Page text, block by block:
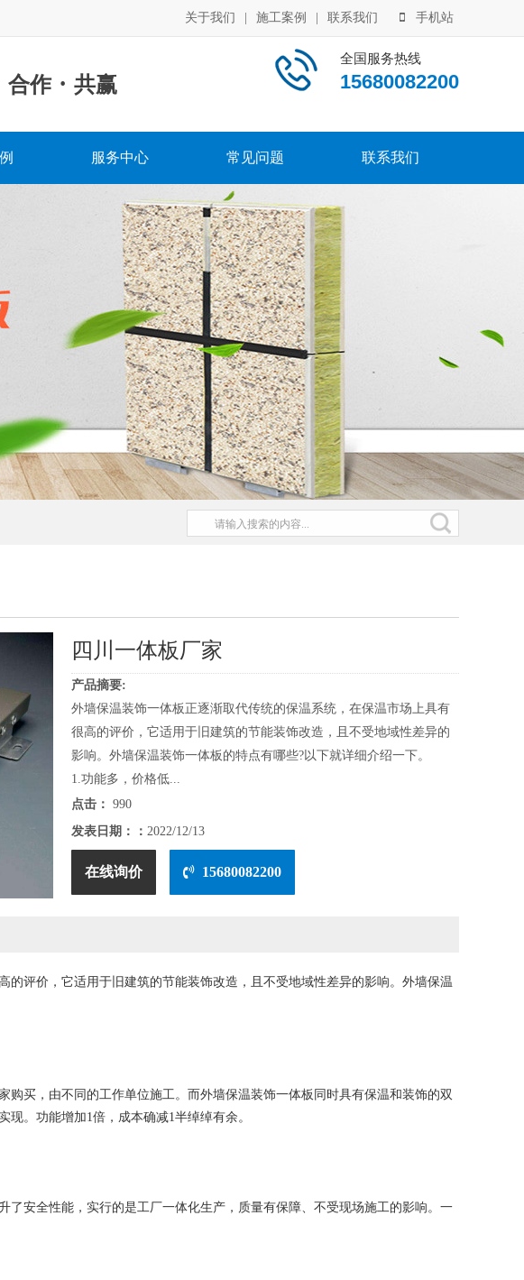
关于我们 施工案例 联系我们 手机站
合作 · 共赢
全国服务热线
15680082200
服务中心 常见问题 联系我们
四川一体板厂家
产品摘要:
外墙保温装饰一体板正逐渐取代传统的保温系统，在保温市场上具有
很高的评价，它适用于旧建筑的节能装饰改造，且不受地域性差异的
影响。外墙保温装饰一体板的特点有哪些?以下就详细介绍一下。
1.功能多，价格低...
点击： 990
发表日期：： 2022/12/13
在线询价 15680082200
评价，它适用于旧建筑的节能装饰改造，且不受地域性差异的影响。外墙保温
买，由不同的工作单位施工。而外墙保温装饰一体板同时具有保温和装饰的双
。功能增加1倍，成本确减1半绰绰有余。
安全性能，实行的是工厂一体化生产，质量有保障、不受现场施工的影响。一